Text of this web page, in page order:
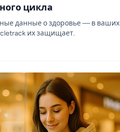
цикла
данные о здоровье — в ваших
их защищает.